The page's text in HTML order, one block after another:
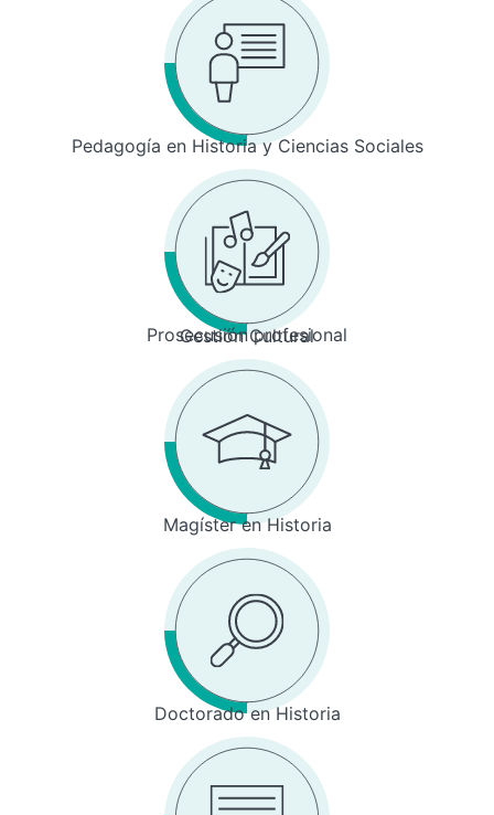
Pedagogía en Historia y Ciencias Sociales
Prosecusión profesional
Gestión Cultural
Magíster en Historia
Doctorado en Historia